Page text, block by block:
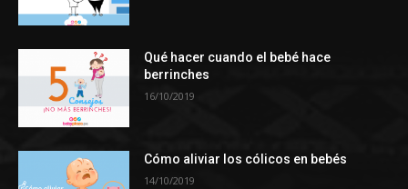
Qué hacer cuando el bebé hace
berrinches
16/10/2019
Cómo aliviar los cólicos en bebés
14/10/2019